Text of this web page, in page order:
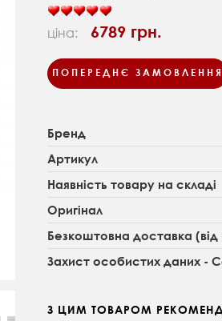
ціна: 6789 грн.
ПОПЕРЕДНЄ ЗАМОВЛЕННЯ
Бренд
Артикул
Наявність товару на складі
Оригінал
Безкоштовна доставка (від
Захист особистих даних -
З ЦИМ ТОВАРОМ